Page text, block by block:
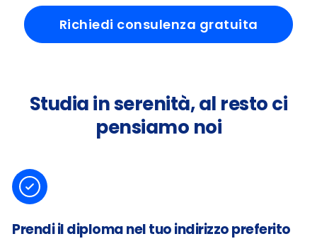
Richiedi consulenza gratuita
Studia in serenità, al resto ci
pensiamo noi
Prendi il diploma nel tuo indirizzo preferito